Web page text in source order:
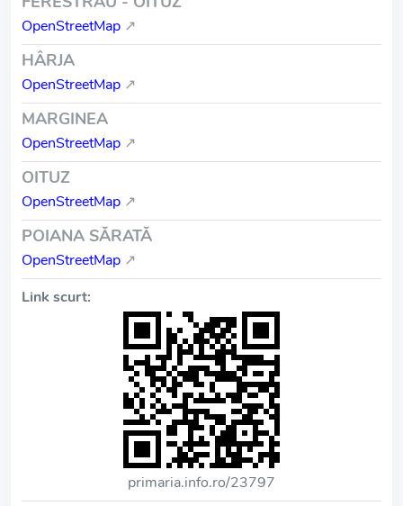
OpenStreetMap ↗
HÂRJA
OpenStreetMap ↗
MARGINEA
OpenStreetMap ↗
OITUZ
OpenStreetMap ↗
POIANA SĂRATĂ
OpenStreetMap ↗
Link scurt:
primaria.info.ro/23797